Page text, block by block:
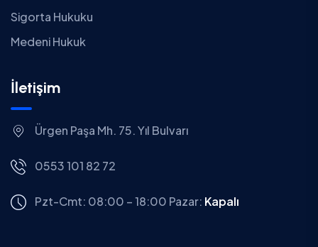
Sigorta Hukuku
Medeni Hukuk
İletişim
Ürgen Paşa Mh. 75. Yıl Bulvarı
0553 101 82 72
Pzt-Cmt: 08:00 – 18:00 Pazar: Kapalı